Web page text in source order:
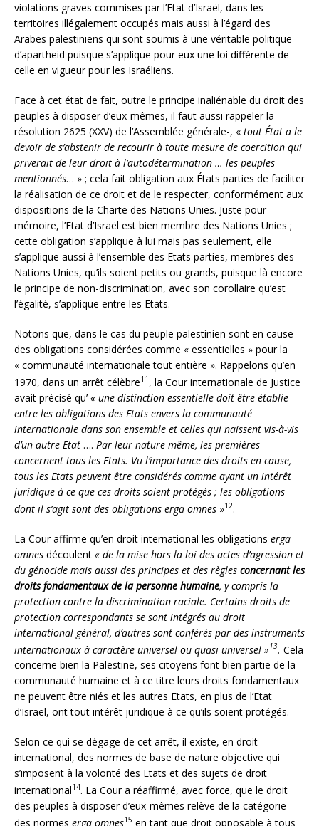
violations graves commises par l’Etat d’Israël, dans les
territoires illégalement occupés mais aussi à l’égard des
Arabes palestiniens qui sont soumis à une véritable politique
d’apartheid puisque s’applique pour eux une loi différente de
celle en vigueur pour les Israéliens.
Face à cet état de fait, outre le principe inaliénable du droit des
peuples à disposer d’eux-mêmes, il faut aussi rappeler la
résolution 2625 (XXV) de l’Assemblée générale-, « tout État a le
devoir de s’abstenir de recourir à toute mesure de coercition qui
priverait de leur droit à l’autodétermination … les peuples
mentionnés… » ; cela fait obligation aux États parties de faciliter
la réalisation de ce droit et de le respecter, conformément aux
dispositions de la Charte des Nations Unies. Juste pour
mémoire, l’Etat d’Israël est bien membre des Nations Unies ;
cette obligation s’applique à lui mais pas seulement, elle
s’applique aussi à l’ensemble des Etats parties, membres des
Nations Unies, qu’ils soient petits ou grands, puisque là encore
le principe de non-discrimination, avec son corollaire qu’est
l’égalité, s’applique entre les Etats.
Notons que, dans le cas du peuple palestinien sont en cause
des obligations considérées comme « essentielles » pour la
« communauté internationale tout entière ». Rappelons qu’en
1970, dans un arrêt célèbre11 , la Cour internationale de Justice
avait précisé qu’ « une distinction essentielle doit être établie
entre les obligations des Etats envers la communauté
internationale dans son ensemble et celles qui naissent vis-à-vis
d’un autre Etat …. Par leur nature même, les premières
concernent tous les Etats. Vu l’importance des droits en cause,
tous les Etats peuvent être considérés comme ayant un intérêt
juridique à ce que ces droits soient protégés ; les obligations
dont il s’agit sont des obligations erga omnes »12.
La Cour affirme qu’en droit international les obligations erga
omnes découlent « de la mise hors la loi des actes d’agression et
du génocide mais aussi des principes et des règles concernant les
droits fondamentaux de la personne humaine, y compris la
protection contre la discrimination raciale. Certains droits de
protection correspondants se sont intégrés au droit
international général, d’autres sont conférés par des instruments
internationaux à caractère universel ou quasi universel »13. Cela
concerne bien la Palestine, ses citoyens font bien partie de la
communauté humaine et à ce titre leurs droits fondamentaux
ne peuvent être niés et les autres Etats, en plus de l’Etat
d’Israël, ont tout intérêt juridique à ce qu’ils soient protégés.
Selon ce qui se dégage de cet arrêt, il existe, en droit
international, des normes de base de nature objective qui
s’imposent à la volonté des Etats et des sujets de droit
international14. La Cour a réaffirmé, avec force, que le droit
des peuples à disposer d’eux-mêmes relève de la catégorie
des normes erga omnes15 en tant que droit opposable à tous